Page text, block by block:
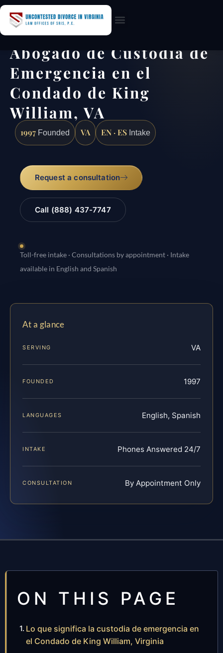
Abogado de Custodia de
Emergencia en el
Condado de King
William, VA
1997 Founded VA EN · ES Intake
Request a consultation
Call (888) 437-7747
Toll-free intake · Consultations by appointment · Intake
available in English and Spanish
At a glance
SERVING VA
FOUNDED 1997
LANGUAGES English, Spanish
INTAKE Phones Answered 24/7
CONSULTATION By Appointment Only
ON THIS PAGE
Lo que significa la custodia de emergencia en
el Condado de King William, Virginia